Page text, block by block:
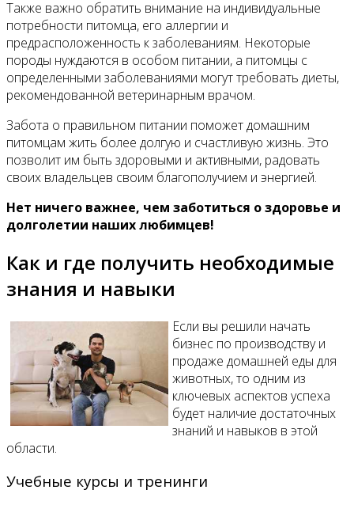
Также важно обратить внимание на индивидуальные
потребности питомца, его аллергии и
предрасположенность к заболеваниям. Некоторые
породы нуждаются в особом питании, а питомцы с
определенными заболеваниями могут требовать диеты,
рекомендованной ветеринарным врачом.
Забота о правильном питании поможет домашним
питомцам жить более долгую и счастливую жизнь. Это
позволит им быть здоровыми и активными, радовать
своих владельцев своим благополучием и энергией.
Нет ничего важнее, чем заботиться о здоровье и
долголетии наших любимцев!
Как и где получить необходимые
знания и навыки
Если вы решили начать
бизнес по производству и
продаже домашней еды для
животных, то одним из
ключевых аспектов успеха
будет наличие достаточных
знаний и навыков в этой
области.
Учебные курсы и тренинги